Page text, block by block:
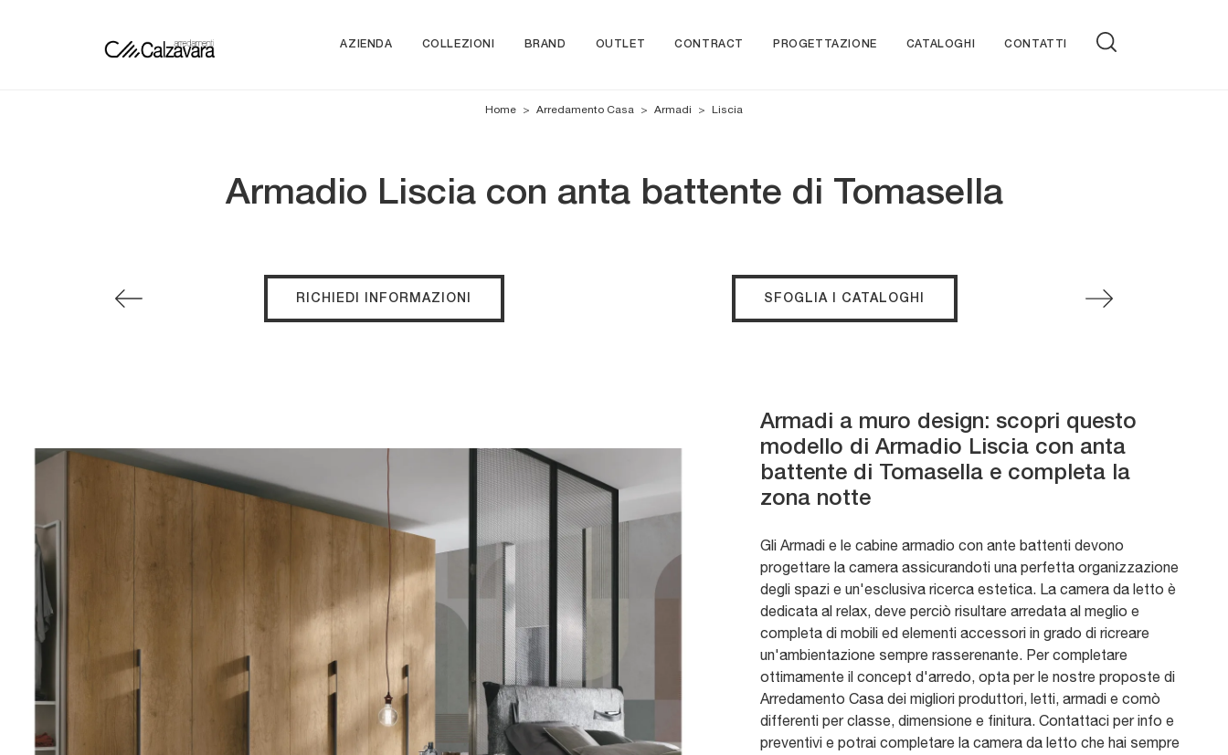
AZIENDA COLLEZIONI BRAND OUTLET CONTRACT PROGETTAZIONE CATALOGHI CONTATTI
Home > Arredamento Casa > Armadi > Liscia
Armadio Liscia con anta battente di Tomasella
RICHIEDI INFORMAZIONI SFOGLIA I CATALOGHI
Armadi a muro design: scopri questo
modello di Armadio Liscia con anta
battente di Tomasella e completa la
zona notte
Gli Armadi e le cabine armadio con ante battenti devono
progettare la camera assicurandoti una perfetta organizzazione
degli spazi e un'esclusiva ricerca estetica. La camera da letto è
dedicata al relax, deve perciò risultare arredata al meglio e
completa di mobili ed elementi accessori in grado di ricreare
un'ambientazione sempre rasserenante. Per completare
ottimamente il concept d'arredo, opta per le nostre proposte di
Arredamento Casa dei migliori produttori, letti, armadi e comò
differenti per classe, dimensione e finitura. Contattaci per info e
preventivi e potrai completare la camera da letto che hai sempre